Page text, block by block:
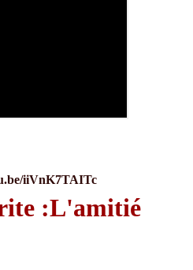
iiVnK7TAITc
:L'amitié